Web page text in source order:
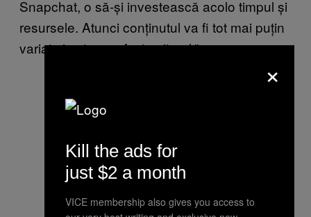
Snapchat, o să-și investească acolo timpul și
resursele. Atunci conținutul va fi tot mai puțin
variat și asta va afecta site-ul.”
×
Kill the ads for
just $2 a month
VICE membership also gives you access to